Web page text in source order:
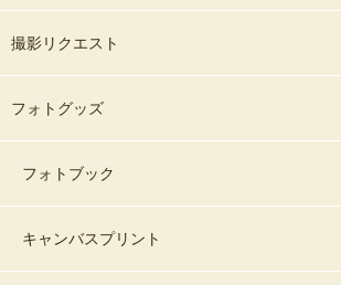
撮影リクエスト
フォトグッズ
フォトブック
キャンバスプリント